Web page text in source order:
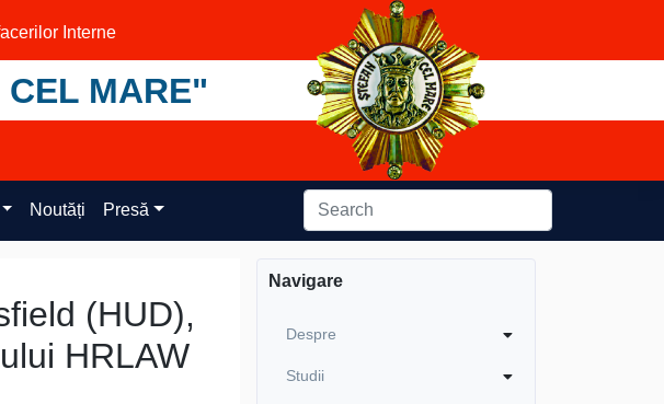
Interne
MARE"
Noutăți Presă
(HUD),
HRLAW
Navigare
Despre
Studii